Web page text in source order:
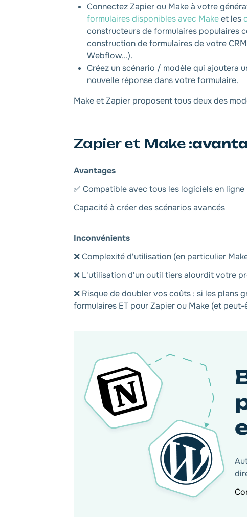
Connectez Zapier ou Make à votre
formulaires disponibles avec Makeet les
constructeurs de formulaires populaires
construction de formulaires de votre
Webflow...).
Créez un scénario / modèle qui ajoutera
nouvelle réponse dans votre formulaire.
Make et Zapier proposent tous deux des
Zapier et Make :
Avantages
✅ Compatible avec tous les logiciels en
Capacité à créer des scénarios avancés
Inconvénients
❌ Complexité d'utilisation (en particulier
❌ L'utilisation d'un outil tiers alourdit votre
❌ Risque de doubler vos coûts : si les
formulaires ET pour Zapier ou Make (et